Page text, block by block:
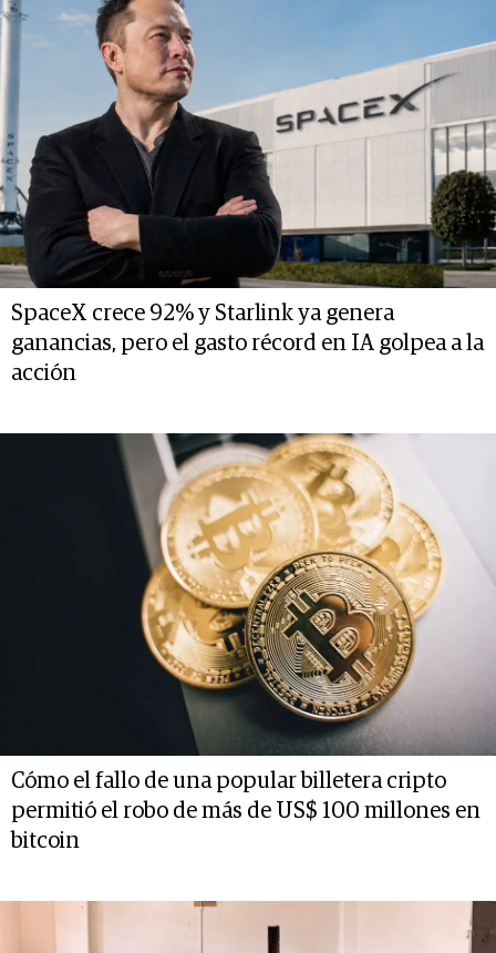
SpaceX crece 92% y Starlink ya genera
ganancias, pero el gasto récord en IA golpea a la
acción
Cómo el fallo de una popular billetera cripto
permitió el robo de más de US$ 100 millones en
bitcoin